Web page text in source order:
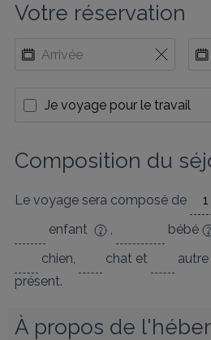
Votre réservation
Je voyage pour le travail
Composition du
Le voyage sera composé de
enfant
, bébé
chien, chat et
présent.
À propos de